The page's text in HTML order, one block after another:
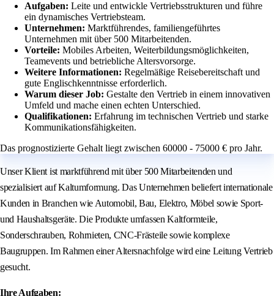
Aufgaben: Leite und entwickle Vertriebsstrukturen und führe
ein dynamisches Vertriebsteam.
Unternehmen: Marktführendes, familiengeführtes
Unternehmen mit über 500 Mitarbeitenden.
Vorteile: Mobiles Arbeiten, Weiterbildungsmöglichkeiten,
Teamevents und betriebliche Altersvorsorge.
Weitere Informationen: Regelmäßige Reisebereitschaft und
gute Englischkenntnisse erforderlich.
Warum dieser Job: Gestalte den Vertrieb in einem innovativen
Umfeld und mache einen echten Unterschied.
Qualifikationen: Erfahrung im technischen Vertrieb und starke
Kommunikationsfähigkeiten.
Das prognostizierte Gehalt liegt zwischen 60000 - 75000 € pro Jahr.
Unser Klient ist marktführend mit über 500 Mitarbeitenden und
spezialisiert auf Kaltumformung. Das Unternehmen beliefert internationale
Kunden in Branchen wie Automobil, Bau, Elektro, Möbel sowie Sport-
und Haushaltsgeräte. Die Produkte umfassen Kaltformteile,
Sonderschrauben, Rohrnieten, CNC-Frästeile sowie komplexe
Baugruppen. Im Rahmen einer Altersnachfolge wird eine Leitung Vertrieb
gesucht.
Ihre Aufgaben: